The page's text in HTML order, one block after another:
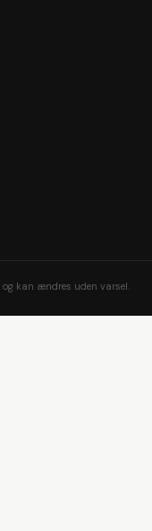
kan ændres uden varsel.